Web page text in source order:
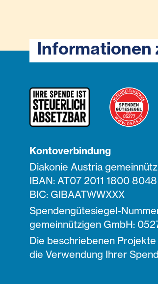
Informationen
Kontoverbindung
Diakonie Austria
IBAN: AT07 2011 1800
BIC: GIBAATWWXXX
Spendengütesiegel-
gemeinnützigen GmbH:
Die beschriebenen
die Verwendung Ihrer